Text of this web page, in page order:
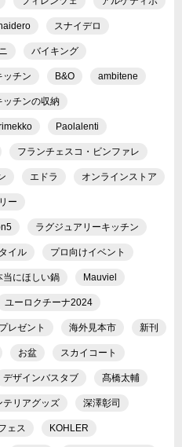
スナイデロ
バイキング
ッチン B&O ambitene
ッチンの収納
Paolalenti
フランチェスコ・ビンファレ
エドラ オンラインストア
ー
ラグジュアリーキッチン
イル プロ向けイベント
当にほしい鍋 Mauviel
ユーロクチーナ2024
レゼント 海外見本市 新刊
お盆 スカイコート
デザインバスタブ 髙橋太輔
テリアグッズ 深澤彰司
ェス KOHLER